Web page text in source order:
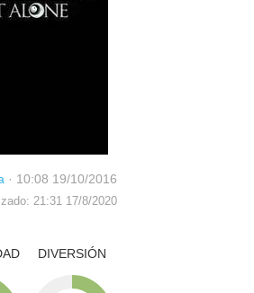
· 10:08 19/10/2016
21:31 17/8/2020
DIVERSIÓN